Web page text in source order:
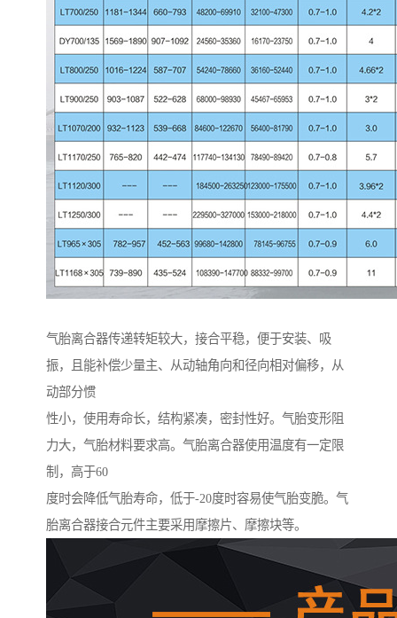
气胎离合器传递转矩较大，接合平稳，便于安装、吸
振，且能补偿少量主、从动轴角向和径向相对偏移，从
动部分惯
性小，使用寿命长，结构紧凑，密封性好。气胎变形阻
力大，气胎材料要求高。气胎离合器使用温度有一定限
制，高于60
度时会降低气胎寿命，低于-20度时容易使气胎变脆。气
胎离合器接合元件主要采用摩擦片、摩擦块等。